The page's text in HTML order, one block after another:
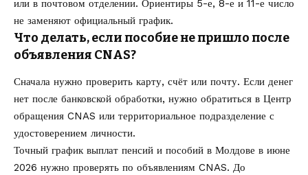
или в почтовом отделении. Ориентиры 5-е, 8-е и 11-е число
не заменяют официальный график.
Что делать, если пособие не пришло после
объявления CNAS?
Сначала нужно проверить карту, счёт или почту. Если денег
нет после банковской обработки, нужно обратиться в Центр
обращения CNAS или территориальное подразделение с
удостоверением личности.
Точный график выплат пенсий и пособий в Молдове в июне
2026 нужно проверять по объявлениям CNAS. До